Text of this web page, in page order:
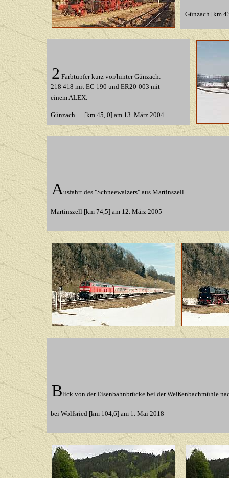
Günzach [km
2 Farbtupfer kurz vor/hinter Günzach:
218 418 mit EC 190 und ER20-003 mit
einem ALEX.
Günzach [km 45, 0] am 13. März 2004
Ausfahrt des "Schneewalzers" aus Martinszell.
Martinszell [km 74,5] am 12. März 2005
Blick von der Eisenbahnbrücke bei der Weißenbachmühle
bei Wolfsried [km 104,6] am 1. Mai 2018